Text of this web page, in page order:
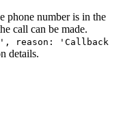
phone number is in the
call can be made.
'Callback
details.